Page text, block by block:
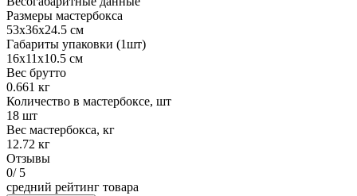
Размеры мастербокса
53х36х24.5 см
Габариты упаковки (1шт)
16х11х10.5 см
Вес брутто
0.661 кг
Количество в мастербоксе, шт
18 шт
Вес мастербокса, кг
12.72 кг
Отзывы
0/ 5
средний рейтинг товара